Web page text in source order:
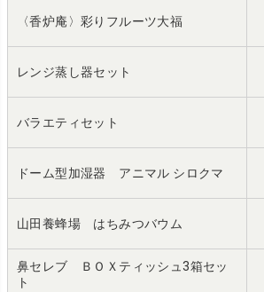
〈香炉庵〉彩りフルーツ大福
レンジ蒸し器セット
バラエティセット
ドーム型加湿器 アニマル シロクマ
山田養蜂場 はちみつバウム
鼻セレブ ＢＯＸティッシュ3箱セッ
ト